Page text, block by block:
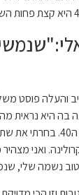
נראית מהגב
יום הולדתך ה40.
ואני מצהיר פה
שלי,